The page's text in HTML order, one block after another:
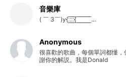
音樂庫
( ￣ 3￣)y{:̲̅:̲̅:̲̅:̲̅{ ̲̅ ̲̅ ̲̅ ̲̅ ̲̅ ̲̅ ̲̅ ̲̅ ̲̅ ...
Anonymous
很喜歡的歌曲，每個單詞都懂
謝你的解説。我是Donald